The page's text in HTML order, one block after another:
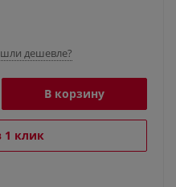
дешевле?
В корзину
1 клик